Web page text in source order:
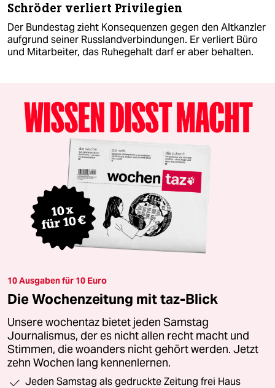
Schröder verliert Privilegien
Der Bundestag zieht Konsequenzen gegen den Altkanzler
aufgrund seiner Russlandverbindungen. Er verliert Büro
und Mitarbeiter, das Ruhegehalt darf er aber behalten.
10 Ausgaben für 10 Euro
Die Wochenzeitung mit taz-Blick
Unsere wochentaz bietet jeden Samstag
Journalismus, der es nicht allen recht macht und
Stimmen, die woanders nicht gehört werden. Jetzt
zehn Wochen lang kennenlernen.
Jeden Samstag als gedruckte Zeitung frei Haus